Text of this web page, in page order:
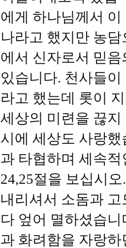
에게 하나님께서
나라고 했지만 농
에서 신자로서 믿
있습니다. 천사들
라고 했는데 롯이
세상의 미련을 끊
시에 세상도 사랑
과 타협하며 세속
24,25절을 보십시
내리셔서 소돔과
다 엎어 멸하셨습
과 화려함을 자랑